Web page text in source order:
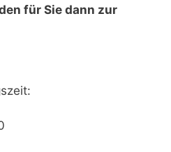
für Sie dann zur